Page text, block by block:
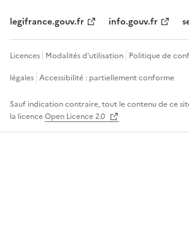
legifrance.gouv.fr info.gouv.fr
Licences Modalités d'utilisation Politique de
légales Accessibilité : partiellement conforme
Sauf indication contraire, tout le contenu de ce
la licenceOpen Licence 2.0